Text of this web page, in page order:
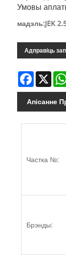
Умовы
мадэль:JEK
Адправіць
Facebook
X
Апісанне
Частка №:
Брэнды: